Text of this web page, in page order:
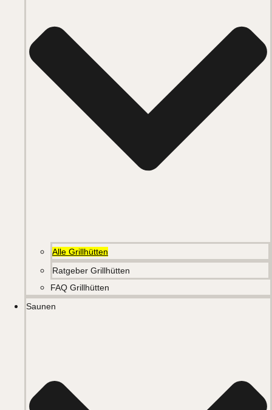
Alle Grillhütten
Ratgeber Grillhütten
FAQ Grillhütten
Saunen